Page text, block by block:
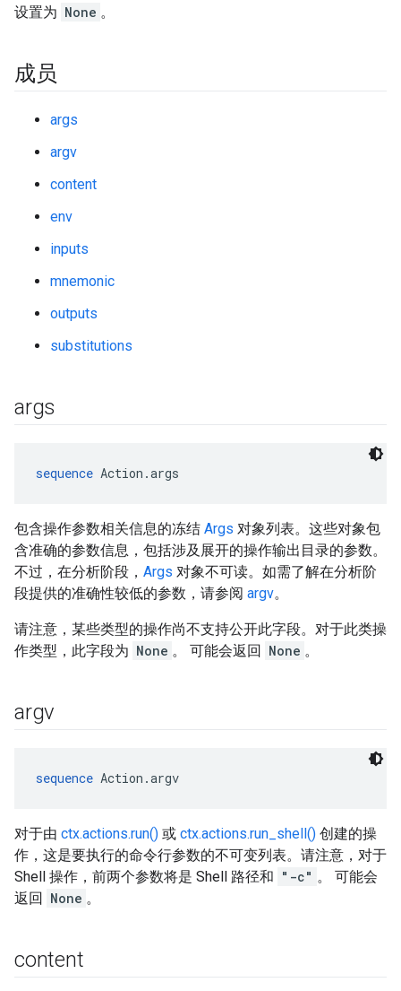
设置为 None 。
成员
args
argv
content
env
inputs
mnemonic
outputs
substitutions
args
sequence Action.args
包含操作参数相关信息的冻结 Args 对象列表。这些对象包
含准确的参数信息，包括涉及展开的操作输出目录的参数。
不过，在分析阶段， Args 对象不可读。如需了解在分析阶
段提供的准确性较低的参数，请参阅 argv。
请注意，某些类型的操作尚不支持公开此字段。对于此类操
作类型，此字段为 None 。 可能会返回 None 。
argv
sequence Action.argv
对于由 ctx.actions.run() 或 ctx.actions.run_shell() 创建的操
作，这是要执行的命令行参数的不可变列表。请注意，对于
Shell 操作，前两个参数将是 Shell 路径和 "-c" 。 可能会
返回 None 。
content